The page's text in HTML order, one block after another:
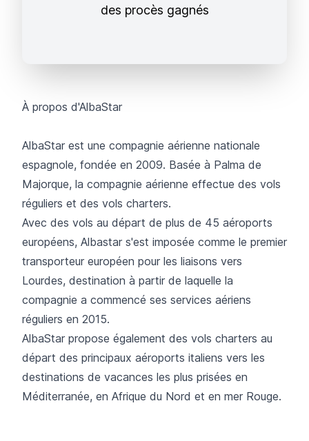
des procès gagnés
À propos d'AlbaStar
AlbaStar est une compagnie aérienne nationale
espagnole, fondée en 2009. Basée à Palma de
Majorque, la compagnie aérienne effectue des vols
réguliers et des vols charters.
Avec des vols au départ de plus de 45 aéroports
européens, Albastar s'est imposée comme le premier
transporteur européen pour les liaisons vers
Lourdes, destination à partir de laquelle la
compagnie a commencé ses services aériens
réguliers en 2015.
AlbaStar propose également des vols charters au
départ des principaux aéroports italiens vers les
destinations de vacances les plus prisées en
Méditerranée, en Afrique du Nord et en mer Rouge.